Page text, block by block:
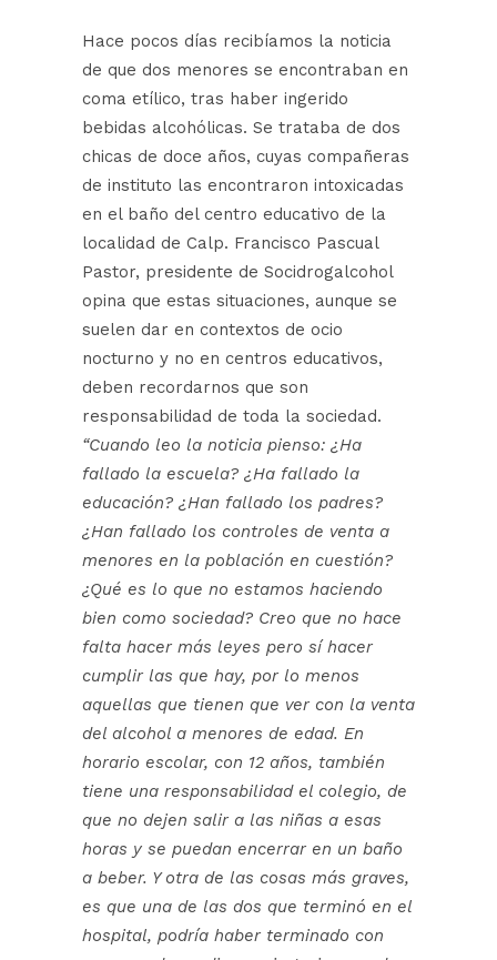
Hace pocos días recibíamos la noticia
de que dos menores se encontraban en
coma etílico, tras haber ingerido
bebidas alcohólicas. Se trataba de dos
chicas de doce años, cuyas compañeras
de instituto las encontraron intoxicadas
en el baño del centro educativo de la
localidad de Calp. Francisco Pascual
Pastor, presidente de Socidrogalcohol
opina que estas situaciones, aunque se
suelen dar en contextos de ocio
nocturno y no en centros educativos,
deben recordarnos que son
responsabilidad de toda la sociedad.
“Cuando leo la noticia pienso: ¿Ha
fallado la escuela? ¿Ha fallado la
educación? ¿Han fallado los padres?
¿Han fallado los controles de venta a
menores en la población en cuestión?
¿Qué es lo que no estamos haciendo
bien como sociedad? Creo que no hace
falta hacer más leyes pero sí hacer
cumplir las que hay, por lo menos
aquellas que tienen que ver con la venta
del alcohol a menores de edad. En
horario escolar, con 12 años, también
tiene una responsabilidad el colegio, de
que no dejen salir a las niñas a esas
horas y se puedan encerrar en un baño
a beber. Y otra de las cosas más graves,
es que una de las dos que terminó en el
hospital, podría haber terminado con